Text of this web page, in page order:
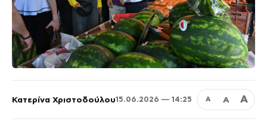
Κατερίνα Χριστοδούλου15.06.2026 — 14:25 Α Α Α